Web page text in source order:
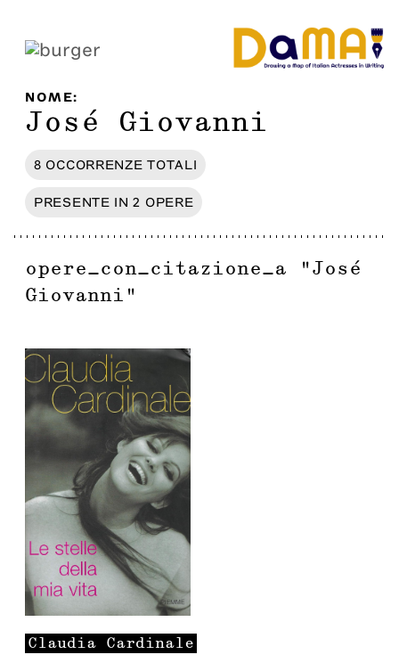
NOME:
José Giovanni
8 OCCORRENZE TOTALI
PRESENTE IN 2 OPERE
opere_con_citazione_a " José
Giovanni "
Claudia Cardinale